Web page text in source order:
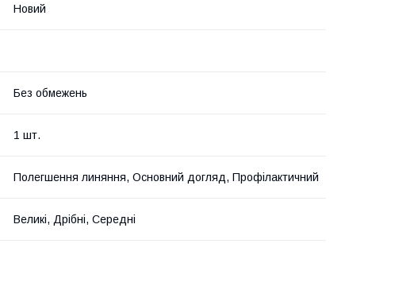
Новий
Без обмежень
1 шт.
Полегшення линяння, Основний догляд, Профілактичний
Великі, Дрібні, Середні